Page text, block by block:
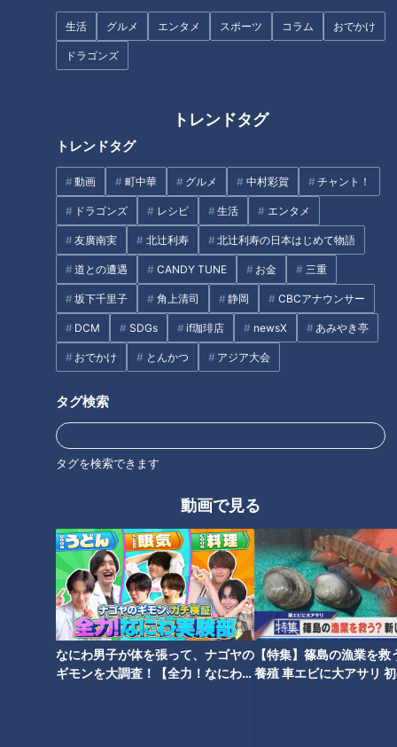
生活 グルメ エンタメ スポーツ コラム おでかけ
ドラゴンズ
トレンドタグ
トレンドタグ
動画 町中華 グルメ 中村彩賀 チャント！
ドラゴンズ レシピ 生活 エンタメ
友廣南実 北辻利寿 北辻利寿の日本はじめて物語
道との遭遇 CANDY TUNE お金 三重
坂下千里子 角上清司 静岡 CBCアナウンサー
DCM SDGs if珈琲店 newsX あみやき亭
おでかけ とんかつ アジア大会
タグ検索
タグを検索できます
動画で見る
なにわ男子が体を張って、ナゴヤの
ギモンを大調査！【全力！なにわ実
【特集】篠島の漁業を救
養殖 車エビに大アサリ
明治から昭和にかけて活躍した文豪・志賀直哉(しがなおや)が
史ある温泉宿で、風情ある中庭が癒しの空間へと誘ってくれま
およそ3年前に新しく作られたのが、それぞれ趣の違う3つの
温泉を楽しめる貸切風呂の館『林泉閣(りんせんかく)』(60分
間 4,400円)。 ※別途入浴料(大人1人800円、4歳～小学生1人
そのうちの1つ、こちらは森林浴をしながら温泉を楽しめるお
部屋『望城(ぼうじょう)』。